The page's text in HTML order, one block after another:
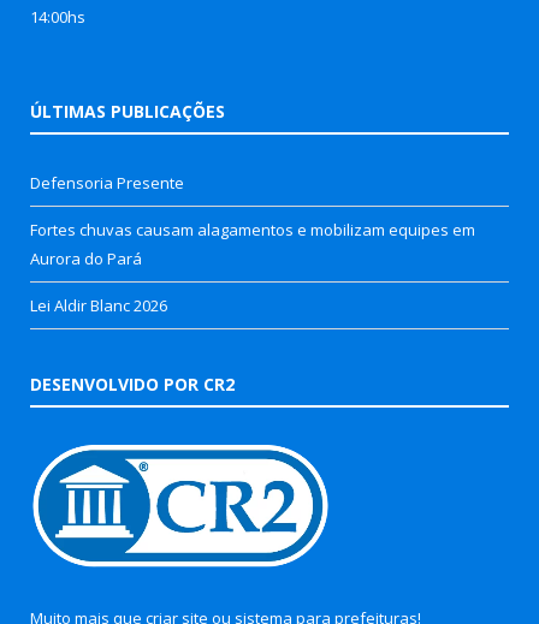
14:00hs
ÚLTIMAS PUBLICAÇÕES
Defensoria Presente
Fortes chuvas causam alagamentos e mobilizam equipes em
Aurora do Pará
Lei Aldir Blanc 2026
DESENVOLVIDO POR CR2
Muito mais que criar site ou sistema para prefeituras!